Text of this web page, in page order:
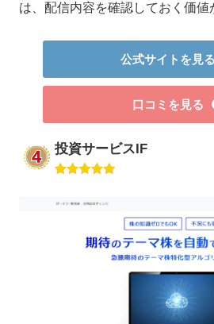
は、配信内容を確認しておく価値
公式サイトを見る
口コミを見る
投資サービスIF